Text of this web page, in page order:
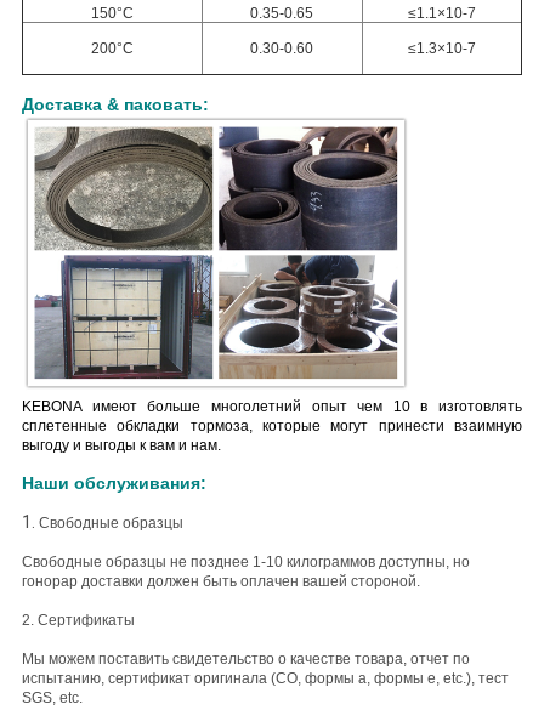
150°C 0.35-0.65 ≤1.1×10-7
200°C 0.30-0.60 ≤1.3×10-7
Доставка & паковать:
KEBONA имеют больше многолетний опыт чем 10 в изготовлять
сплетенные обкладки тормоза, которые могут принести взаимную
выгоду и выгоды к вам и нам.
Наши обслуживания:
1. Свободные образцы
Свободные образцы не позднее 1-10 килограммов доступны, но
гонорар доставки должен быть оплачен вашей стороной.
2. Сертификаты
Мы можем поставить свидетельство о качестве товара, отчет по
испытанию, сертификат оригинала (CO, формы a, формы e, etc.), тест
SGS, etc.